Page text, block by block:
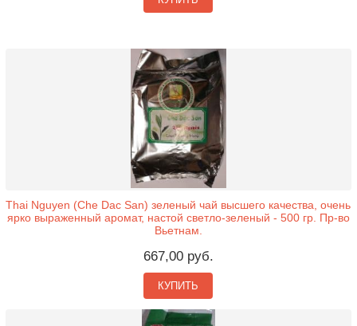
Thai Nguyen (Che Dac San) зеленый чай высшего качества, очень
ярко выраженный аромат, настой светло-зеленый - 500 гр. Пр-во
Вьетнам.
667,00 руб.
КУПИТЬ